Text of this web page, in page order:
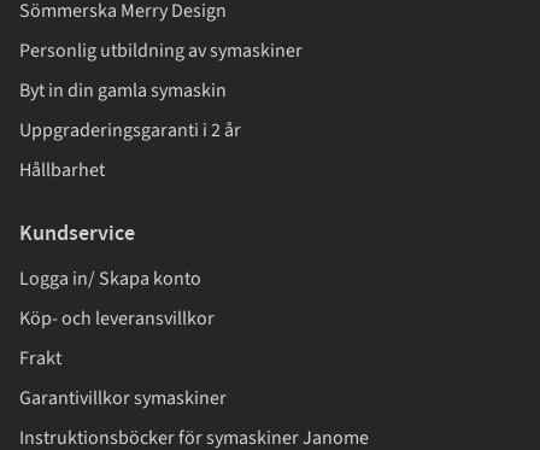
Sömmerska Merry Design
Personlig utbildning av symaskiner
Byt in din gamla symaskin
Uppgraderingsgaranti i 2 år
Hållbarhet
Kundservice
Logga in/ Skapa konto
Köp- och leveransvillkor
Frakt
Garantivillkor symaskiner
Instruktionsböcker för symaskiner Janome